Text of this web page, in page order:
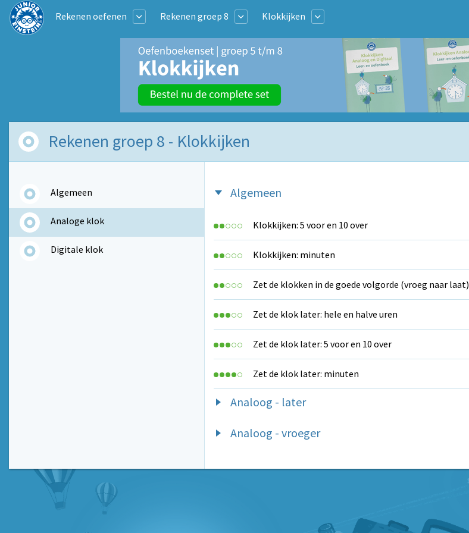
Rekenen oefenen Rekenen groep 8 Klokkijken
Rekenen groep 8 - Klokkijken
Algemeen
Analoge klok
Digitale klok
Algemeen
Klokkijken: 5 voor en 10 over
Klokkijken: minuten
Zet de klokken in de goede volgorde (vroeg naar laat)
Zet de klok later: hele en halve uren
Zet de klok later: 5 voor en 10 over
Zet de klok later: minuten
Analoog - later
Analoog - vroeger